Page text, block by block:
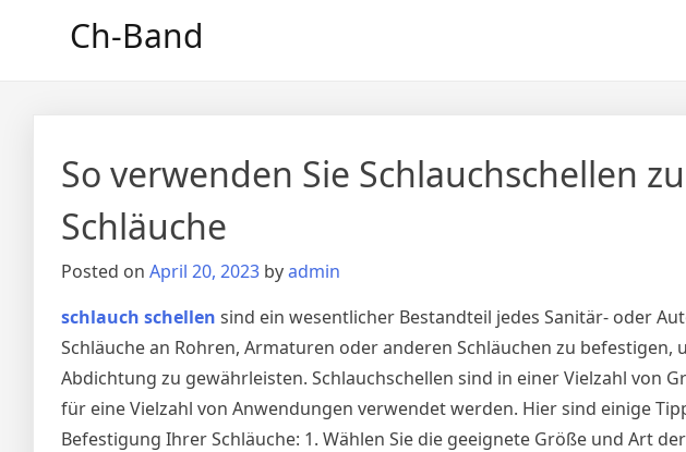
Ch-Band
So verwenden Sie Schlauchschellen
Schläuche
Posted on April 20, 2023 byadmin
schlauch schellen sind ein wesentlicher Bestandteil jedes Sanitär- oder
Schläuche an Rohren, Armaturen oder anderen Schläuchen zu
Abdichtung zu gewährleisten. Schlauchschellen sind in einer Vielzahl von
für eine Vielzahl von Anwendungen verwendet werden. Hier sind einige
Befestigung Ihrer Schläuche: 1. Wählen Sie die geeignete Größe und Art